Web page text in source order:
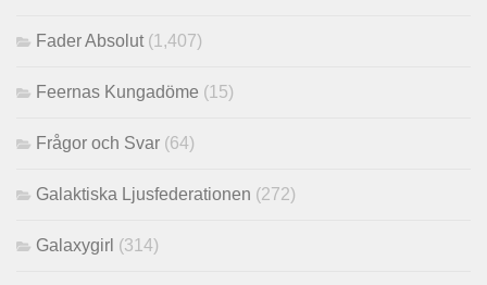
Fader Absolut (1,407)
Feernas Kungadöme (15)
Frågor och Svar (64)
Galaktiska Ljusfederationen (272)
Galaxygirl (314)